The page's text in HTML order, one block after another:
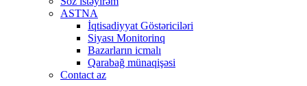
ASTNA
İqtisadiyyat Göstəriciləri
Siyası Monitorinq
Bazarların icmalı
Qarabağ münaqişəsi
Contact az